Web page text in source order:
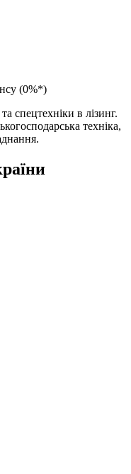
(0%*)
спецтехніки в лізинг.
техніка,